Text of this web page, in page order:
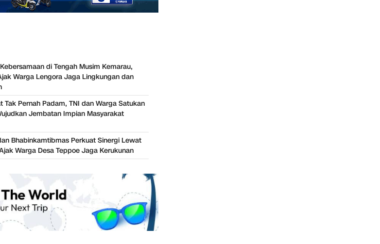
di Tengah Musim Kemarau,
Warga Lengora Jaga Lingkungan dan
Tak Pernah Padam, TNI dan Warga Satukan
Jembatan Impian Masyarakat
Bhabinkamtibmas Perkuat Sinergi Lewat
Warga Desa Teppoe Jaga Kerukunan